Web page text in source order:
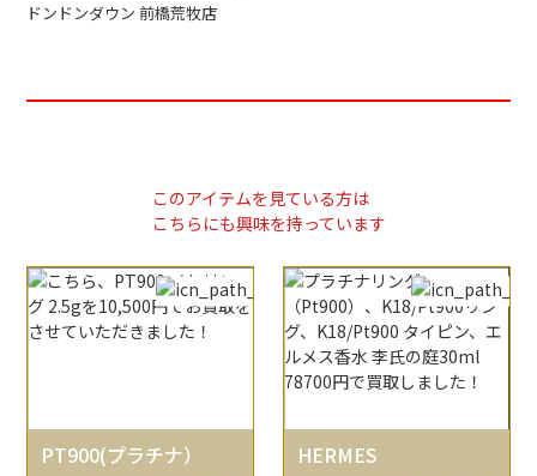
ドンドンダウン 前橋荒牧店
このアイテムを見ている方は
こちらにも興味を持っています
PT900(プラチナ） HERMES